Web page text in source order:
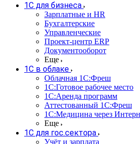
1С для бизнеса
Зарплатные и HR
Бухгалтерские
Управленческие
Проект-центр ERP
Документооборот
Еще
1C в облаке
Облачная 1С:Фреш
1С:Готовое рабочее место
1C:Аренда программ
Аттестованный 1С:Фреш
1С:Медицина через
Еще
1С для гос.сектора
Учёт и зарплата